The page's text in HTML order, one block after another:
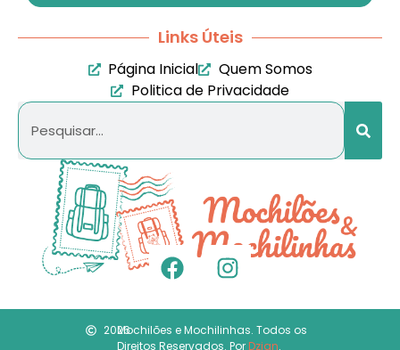
Links Úteis
Página Inicial
Quem Somos
Politica de Privacidade
2026Mochilões e Mochilinhas. Todos os
Direitos Reservados. PorDzign.